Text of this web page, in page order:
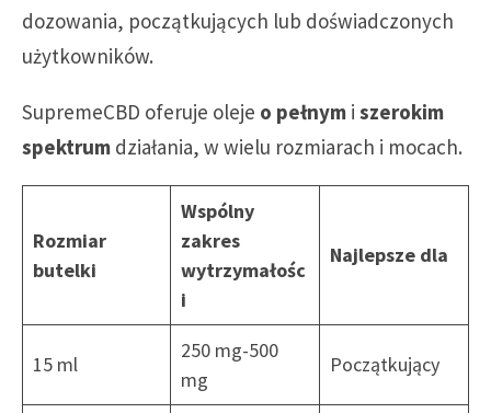
dozowania, początkujących lub doświadczonych
użytkowników.
SupremeCBD oferuje oleje o pełnym i szerokim
spektrum działania, w wielu rozmiarach i mocach.
Rozmiar
butelki
Wspólny
zakres
wytrzymałośc
i
Najlepsze dla
15 ml
250 mg-500
mg
Początkujący